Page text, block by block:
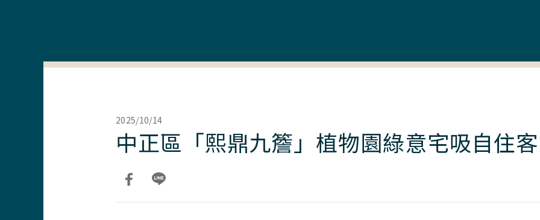
2025/10/14
中正區「熙鼎九簷」植物園綠意宅吸自住